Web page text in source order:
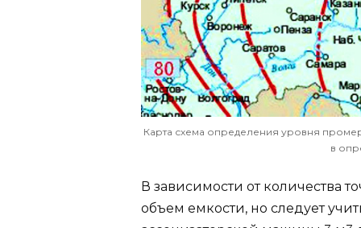
Карта схема определения уровня
в
В зависимости от количества
объем емкости, но следует